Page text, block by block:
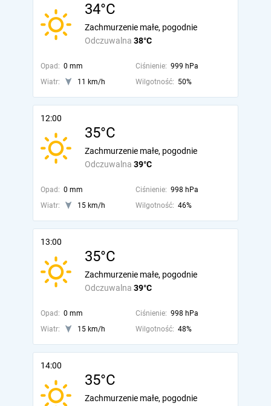
34°C
Odczuwalna 38°C
Zachmurzenie małe, pogodnie
Opad: 0 mm Ciśnienie: 999 hPa
Wiatr:
11 km/h Wilgotność: 50%
12:00
35°C
Odczuwalna 39°C
Zachmurzenie małe, pogodnie
Opad: 0 mm Ciśnienie: 998 hPa
Wiatr:
15 km/h Wilgotność: 46%
13:00
35°C
Odczuwalna 39°C
Zachmurzenie małe, pogodnie
Opad: 0 mm Ciśnienie: 998 hPa
Wiatr:
15 km/h Wilgotność: 48%
14:00
35°C
Zachmurzenie małe, pogodnie